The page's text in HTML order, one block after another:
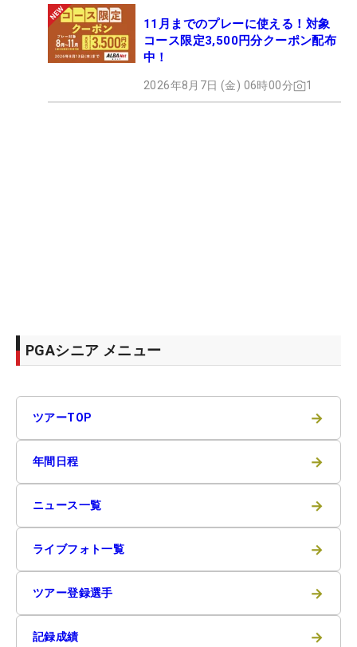
11月までのプレーに使える！対象
コース限定3,500円分クーポン配布
中！
2026年8月7日 (金) 06時00分 1
PGAシニア メニュー
ツアーTOP →
年間日程 →
ニュース一覧 →
ライブフォト一覧 →
ツアー登録選手 →
記録成績 →